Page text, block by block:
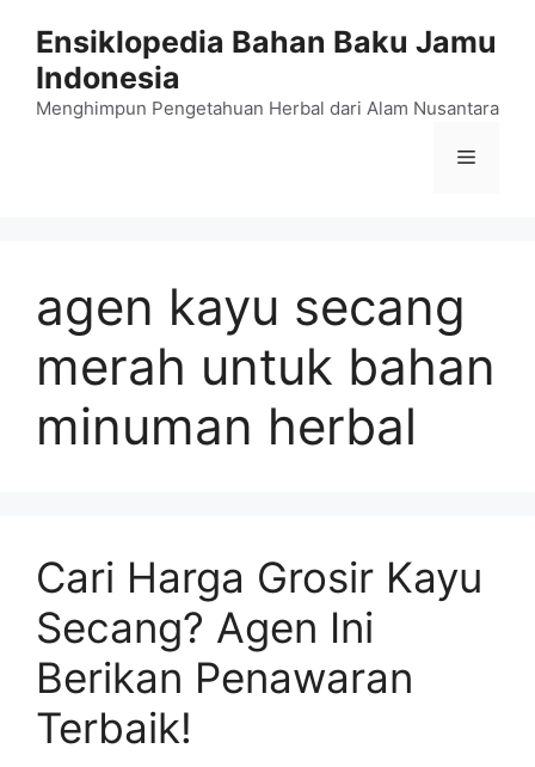
Ensiklopedia Bahan Baku Jamu
Indonesia
Menghimpun Pengetahuan Herbal dari Alam Nusantara
Menu
agen kayu secang
merah untuk bahan
minuman herbal
Cari Harga Grosir Kayu
Secang? Agen Ini
Berikan Penawaran
Terbaik!